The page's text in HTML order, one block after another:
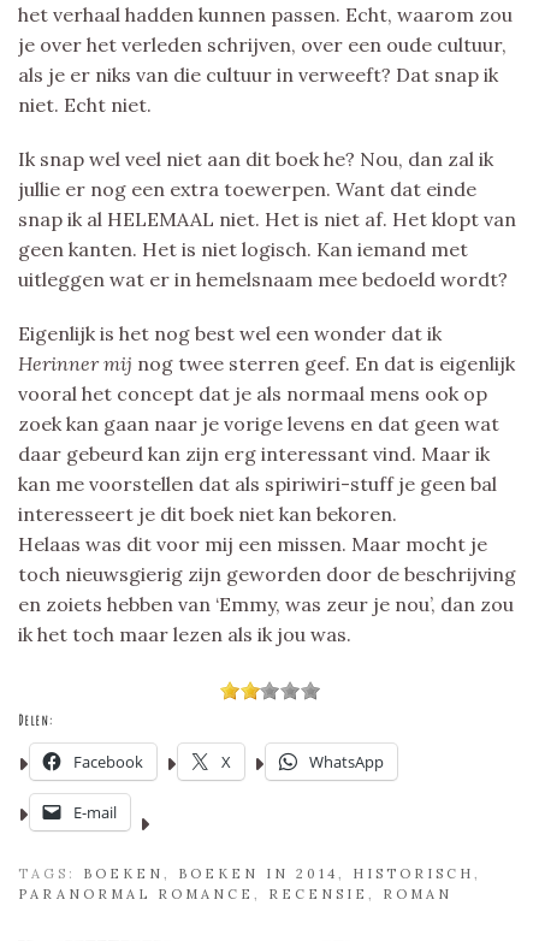
het verhaal hadden kunnen passen. Echt, waarom zou
je over het verleden schrijven, over een oude cultuur,
als je er niks van die cultuur in verweeft? Dat snap ik
niet. Echt niet.
Ik snap wel veel niet aan dit boek he? Nou, dan zal ik
jullie er nog een extra toewerpen. Want dat einde
snap ik al HELEMAAL niet. Het is niet af. Het klopt van
geen kanten. Het is niet logisch. Kan iemand met
uitleggen wat er in hemelsnaam mee bedoeld wordt?
Eigenlijk is het nog best wel een wonder dat ik
Herinner mij nog twee sterren geef. En dat is eigenlijk
vooral het concept dat je als normaal mens ook op
zoek kan gaan naar je vorige levens en dat geen wat
daar gebeurd kan zijn erg interessant vind. Maar ik
kan me voorstellen dat als spiriwiri-stuff je geen bal
interesseert je dit boek niet kan bekoren.
Helaas was dit voor mij een missen. Maar mocht je
toch nieuwsgierig zijn geworden door de beschrijving
en zoiets hebben van ‘Emmy, was zeur je nou’, dan zou
ik het toch maar lezen als ik jou was.
Delen:
Facebook X WhatsApp
E-mail
TAGS: BOEKEN BOEKEN IN 2014 HISTORISCH
PARANORMAL ROMANCE
RECENSIE ROMAN